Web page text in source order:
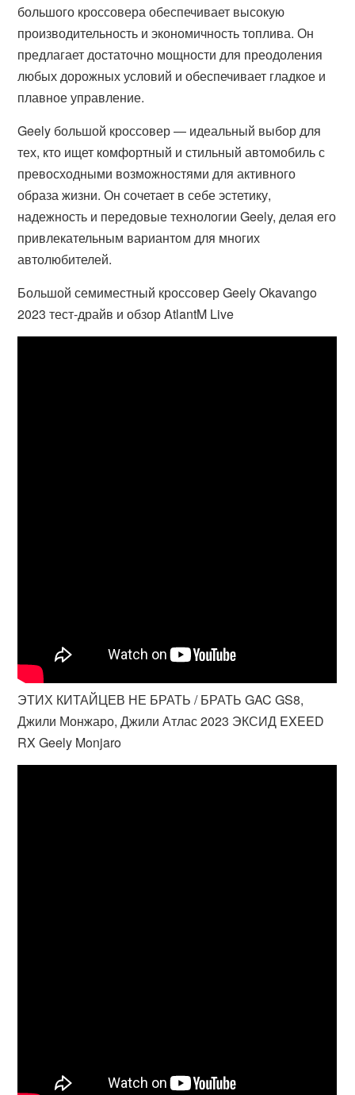
большого кроссовера обеспечивает высокую
производительность и экономичность топлива. Он
предлагает достаточно мощности для преодоления
любых дорожных условий и обеспечивает гладкое и
плавное управление.
Geely большой кроссовер — идеальный выбор для
тех, кто ищет комфортный и стильный автомобиль с
превосходными возможностями для активного
образа жизни. Он сочетает в себе эстетику,
надежность и передовые технологии Geely, делая его
привлекательным вариантом для многих
автолюбителей.
Большой семиместный кроссовер Geely Okavango
2023 тест-драйв и обзор AtlantM Live
ЭТИХ КИТАЙЦЕВ НЕ БРАТЬ / БРАТЬ GAC GS8,
Джили Монжаро, Джили Атлас 2023 ЭКСИД EXEED
RX Geely Monjaro